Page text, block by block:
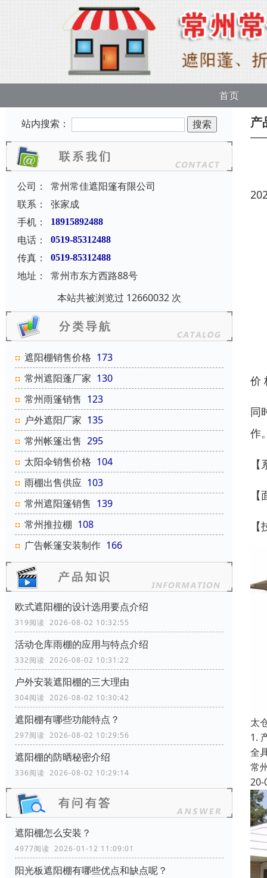
首页
站内搜索：
公司：
常州常佳遮阳篷有限公司
联系：
张家成
手机：
18915892488
电话： 0519-85312488
传真： 0519-85312488
地址：
常州市东方西路88号
本站共被浏览过 12660032 次
遮阳棚销售价格 173
常州遮阳蓬厂家 130
常州雨篷销售 123
户外遮阳厂家 135
常州帐篷出售 295
太阳伞销售价格 104
雨棚出售供应 103
常州遮阳篷销售 139
常州推拉棚 108
广告帐篷安装制作 166
欧式遮阳棚的设计选用要点介绍
319阅读 2026-08-02 10:32:55
活动仓库雨棚的应用与特点介绍
332阅读 2026-08-02 10:31:22
户外安装遮阳棚的三大理由
304阅读 2026-08-02 10:30:42
遮阳棚有哪些功能特点？
297阅读 2026-08-02 10:29:56
遮阳棚的防晒秘密介绍
336阅读 2026-08-02 10:29:14
遮阳棚怎么安装？
4977阅读 2026-01-12 11:09:01
阳光板遮阳棚有哪些优点和缺点呢？
产
价
同
作
太
1.
全
常
20-